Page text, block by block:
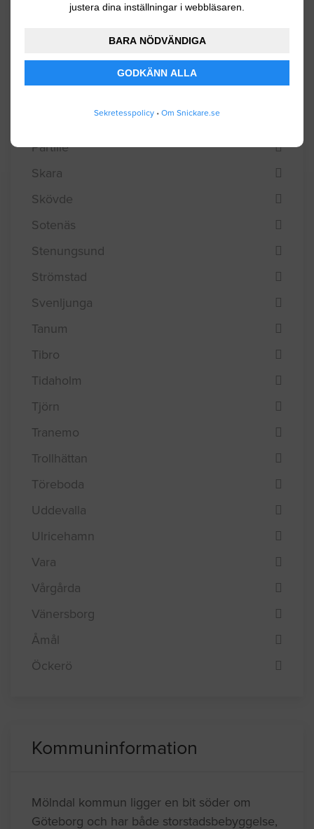
justera dina inställningar i webbläsaren.
BARA NÖDVÄNDIGA
GODKÄNN ALLA
Sekretesspolicy • Om Snickare.se
Partille
Skara
Skövde
Sotenäs
Stenungsund
Strömstad
Svenljunga
Tanum
Tibro
Tidaholm
Tjörn
Tranemo
Trollhättan
Töreboda
Uddevalla
Ulricehamn
Vara
Vårgårda
Vänersborg
Åmål
Öckerö
Kommuninformation
Mölndal kommun ligger en bit söder om
Göteborg och har både storstadsbebyggelse,